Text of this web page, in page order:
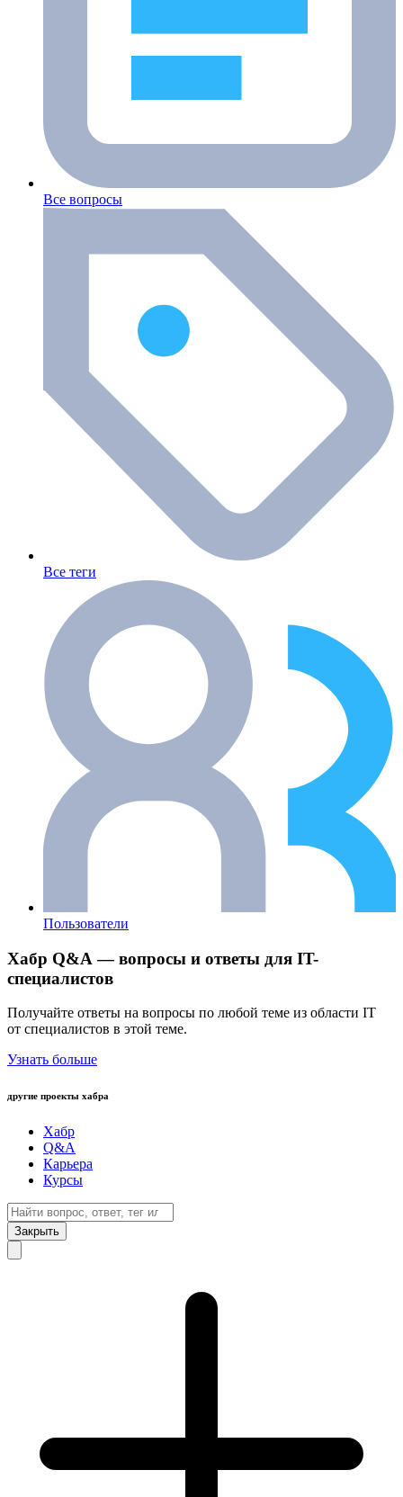
Все вопросы
Все теги
Пользователи
Хабр Q&A — вопросы и ответы для IT-
специалистов
Получайте ответы на вопросы по любой теме из области IT
от специалистов в этой теме.
Узнать больше
другие проекты хабра
Хабр
Q&A
Карьера
Курсы
Закрыть